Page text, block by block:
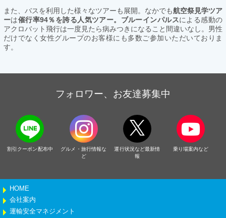
また、バスを利用した様々なツアーも展開。なかでも航空祭見学ツア
ーは催行率94％を誇る人気ツアー。ブルーインパルスによる感動の
アクロバット飛行は一度見たら病みつきになること間違いなし。男性
だけでなく女性グループのお客様にも多数ご参加いただいておりま
す。
フォロワー、お友達募集中
割引クーポン配布中
グルメ・旅行情報な
ど
運行状況など最新情
報
乗り場案内など
HOME
会社案内
運輸安全マネジメント